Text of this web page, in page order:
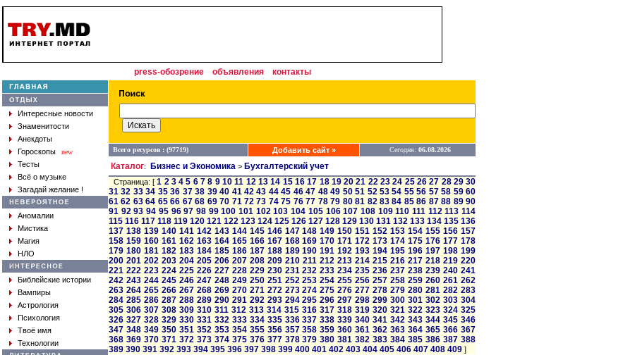
press-обозрение объявления контакты
Интересные новости
Знаменитости
Анекдоты
Гороскопы
new
Тесты
Всё о музыке
Загадай желание !
Аномалии
Мистика
Магия
НЛО
Библейские истории
Вампиры
Астрология
Психология
Твоё имя
Технологии
Всего ресурсов : (97719) Добавить сайт » Сегодня: 06.08.2026
Каталог: Бизнес и Экономика > Бухгалтерский учет
Страница: [1 2 3 4 5 6 7 8 9 10 11 12 13 14 15 16 17 18 19 20 21 22 23 24 25 26 27 28 29 30
31 32 33 34 35 36 37 38 39 40 41 42 43 44 45 46 47 48 49 50 51 52 53 54 55 56 57 58 59 60
61 62 63 64 65 66 67 68 69 70 71 72 73 74 75 76 77 78 79 80 81 82 83 84 85 86 87 88 89 90
91 92 93 94 95 96 97 98 99 100 101 102 103 104 105 106 107 108 109 110 111 112 113 114
115 116 117 118 119 120 121 122 123 124 125 126 127 128 129 130 131 132 133 134 135 136
137 138 139 140 141 142 143 144 145 146 147 148 149 150 151 152 153 154 155 156 157
158 159 160 161 162 163 164 165 166 167 168 169 170 171 172 173 174 175 176 177 178
179 180 181 182 183 184 185 186 187 188 189 190 191 192 193 194 195 196 197 198 199
200 201 202 203 204 205 206 207 208 209 210 211 212 213 214 215 216 217 218 219 220
221 222 223 224 225 226 227 228 229 230 231 232 233 234 235 236 237 238 239 240 241
242 243 244 245 246 247 248 249 250 251 252 253 254 255 256 257 258 259 260 261 262
263 264 265 266 267 268 269 270 271 272 273 274 275 276 277 278 279 280 281 282 283
284 285 286 287 288 289 290 291 292 293 294 295 296 297 298 299 300 301 302 303 304
305 306 307 308 309 310 311 312 313 314 315 316 317 318 319 320 321 322 323 324 325
326 327 328 329 330 331 332 333 334 335 336 337 338 339 340 341 342 343 344 345 346
347 348 349 350 351 352 353 354 355 356 357 358 359 360 361 362 363 364 365 366 367
368 369 370 371 372 373 374 375 376 377 378 379 380 381 382 383 384 385 386 387 388
389 390 391 392 393 394 395 396 397 398 399 400 401 402 403 404 405 406 407 408 409 ]